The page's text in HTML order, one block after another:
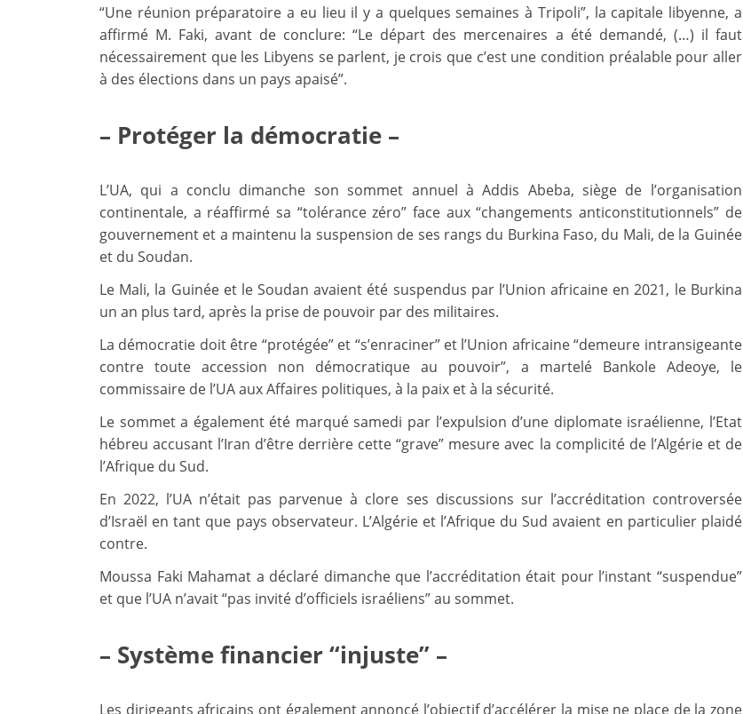
“Une réunion préparatoire a eu lieu il y a quelques semaines à Tripoli”, la capitale libyenne, a
affirmé M. Faki, avant de conclure: “Le départ des mercenaires a été demandé, (…) il faut
nécessairement que les Libyens se parlent, je crois que c’est une condition préalable pour aller
à des élections dans un pays apaisé”.
– Protéger la démocratie –
L’UA, qui a conclu dimanche son sommet annuel à Addis Abeba, siège de l’organisation
continentale, a réaffirmé sa “tolérance zéro” face aux “changements anticonstitutionnels” de
gouvernement et a maintenu la suspension de ses rangs du Burkina Faso, du Mali, de la Guinée
et du Soudan.
Le Mali, la Guinée et le Soudan avaient été suspendus par l’Union africaine en 2021, le Burkina
un an plus tard, après la prise de pouvoir par des militaires.
La démocratie doit être “protégée” et “s’enraciner” et l’Union africaine “demeure intransigeante
contre toute accession non démocratique au pouvoir”, a martelé Bankole Adeoye, le
commissaire de l’UA aux Affaires politiques, à la paix et à la sécurité.
Le sommet a également été marqué samedi par l’expulsion d’une diplomate israélienne, l’Etat
hébreu accusant l’Iran d’être derrière cette “grave” mesure avec la complicité de l’Algérie et de
l’Afrique du Sud.
En 2022, l’UA n’était pas parvenue à clore ses discussions sur l’accréditation controversée
d’Israël en tant que pays observateur. L’Algérie et l’Afrique du Sud avaient en particulier plaidé
contre.
Moussa Faki Mahamat a déclaré dimanche que l’accréditation était pour l’instant “suspendue”
et que l’UA n’avait “pas invité d’officiels israéliens” au sommet.
– Système financier “injuste” –
Les dirigeants africains ont également annoncé l’objectif d’accélérer la mise ne place de la zone